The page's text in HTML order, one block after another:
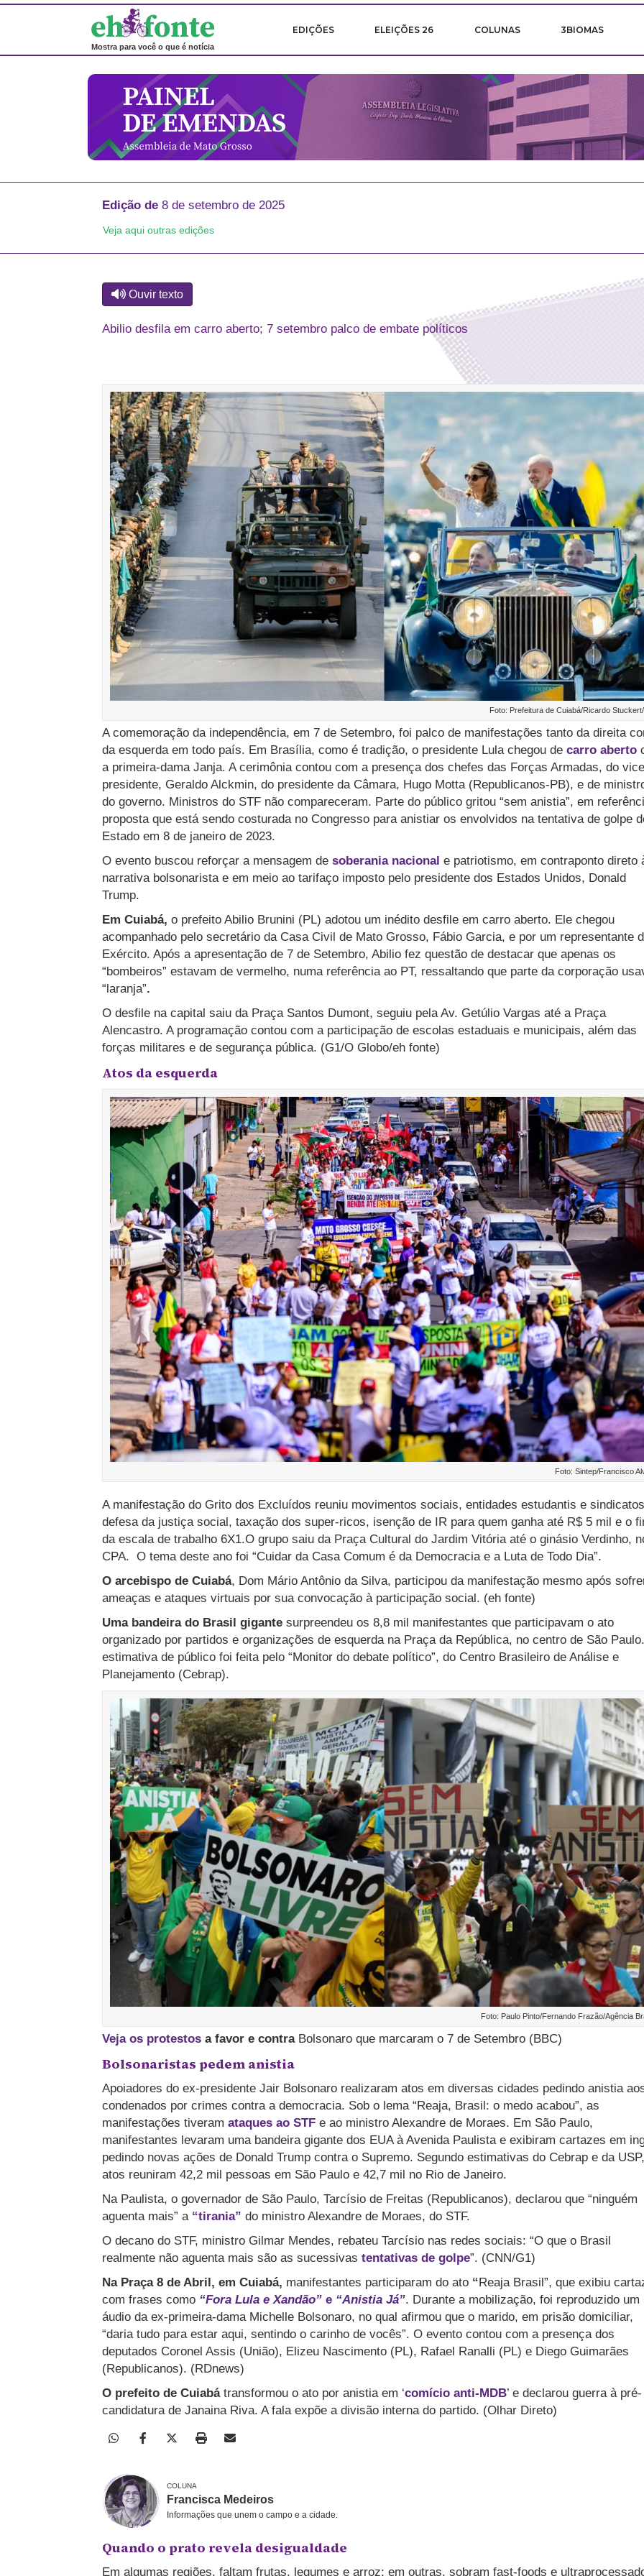
Mostra para você o que é notícia
EDIÇÕES ELEIÇÕES 26 COLUNAS 3BIOMAS
Edição de 8 de setembro de 2025
Veja aqui outras edições
Ouvir texto
Abilio desfila em carro aberto; 7 setembro palco de embate políticos
Foto: Prefeitura de Cuiabá/Ricardo
A comemoração da independência, em 7 de Setembro, foi palco de manifestações tanto da direita
da esquerda em todo país. Em Brasília, como é tradição, o presidente Lula chegou de carro aberto
a primeira-dama Janja. A cerimônia contou com a presença dos chefes das Forças Armadas, do
presidente, Geraldo Alckmin, do presidente da Câmara, Hugo Motta (Republicanos-PB), e de
do governo. Ministros do STF não compareceram. Parte do público gritou “sem anistia”, em
proposta que está sendo costurada no Congresso para anistiar os envolvidos na tentativa de golpe
Estado em 8 de janeiro de 2023.
O evento buscou reforçar a mensagem de soberania nacional e patriotismo, em contraponto direto
narrativa bolsonarista e em meio ao tarifaço imposto pelo presidente dos Estados Unidos, Donald
Trump.
Em Cuiabá, o prefeito Abilio Brunini (PL) adotou um inédito desfile em carro aberto. Ele chegou
acompanhado pelo secretário da Casa Civil de Mato Grosso, Fábio Garcia, e por um representante
Exército. Após a apresentação de 7 de Setembro, Abilio fez questão de destacar que apenas os
“bombeiros” estavam de vermelho, numa referência ao PT, ressaltando que parte da corporação
“laranja”.
O desfile na capital saiu da Praça Santos Dumont, seguiu pela Av. Getúlio Vargas até a Praça
Alencastro. A programação contou com a participação de escolas estaduais e municipais, além das
forças militares e de segurança pública. (G1/O Globo/eh fonte)
Atos da esquerda
Foto: Sintep/Francisco
A manifestação do Grito dos Excluídos reuniu movimentos sociais, entidades estudantis e
defesa da justiça social, taxação dos super-ricos, isenção de IR para quem ganha até R$ 5 mil e o
da escala de trabalho 6X1.O grupo saiu da Praça Cultural do Jardim Vitória até o ginásio Verdinho,
CPA. O tema deste ano foi “Cuidar da Casa Comum é da Democracia e a Luta de Todo Dia”.
O arcebispo de Cuiabá, Dom Mário Antônio da Silva, participou da manifestação mesmo após
ameaças e ataques virtuais por sua convocação à participação social. (eh fonte)
Uma bandeira do Brasil gigante surpreendeu os 8,8 mil manifestantes que participavam o ato
organizado por partidos e organizações de esquerda na Praça da República, no centro de São
estimativa de público foi feita pelo “Monitor do debate político”, do Centro Brasileiro de Análise e
Planejamento (Cebrap).
Foto: Paulo Pinto/Fernando Frazão/Agência
Veja os protestos a favor e contraBolsonaro que marcaram o 7 de Setembro (BBC)
Bolsonaristas pedem anistia
Apoiadores do ex-presidente Jair Bolsonaro realizaram atos em diversas cidades pedindo anistia
condenados por crimes contra a democracia. Sob o lema “Reaja, Brasil: o medo acabou”, as
manifestações tiveram ataques ao STF e ao ministro Alexandre de Moraes. Em São Paulo,
manifestantes levaram uma bandeira gigante dos EUA à Avenida Paulista e exibiram cartazes em
pedindo novas ações de Donald Trump contra o Supremo. Segundo estimativas do Cebrap e da
atos reuniram 42,2 mil pessoas em São Paulo e 42,7 mil no Rio de Janeiro.
Na Paulista, o governador de São Paulo, Tarcísio de Freitas (Republicanos), declarou que “ninguém
aguenta mais” a “tirania” do ministro Alexandre de Moraes, do STF.
O decano do STF, ministro Gilmar Mendes, rebateu Tarcísio nas redes sociais: “O que o Brasil
realmente não aguenta mais são as sucessivas tentativas de golpe”. (CNN/G1)
Na Praça 8 de Abril, em Cuiabá, manifestantes participaram do ato “Reaja Brasil”, que exibiu
com frases como “Fora Lula e Xandão” e “Anistia Já”. Durante a mobilização, foi reproduzido um
áudio da ex-primeira-dama Michelle Bolsonaro, no qual afirmou que o marido, em prisão domiciliar,
“daria tudo para estar aqui, sentindo o carinho de vocês”. O evento contou com a presença dos
deputados Coronel Assis (União), Elizeu Nascimento (PL), Rafael Ranalli (PL) e Diego Guimarães
(Republicanos). (RDnews)
O prefeito de Cuiabátransformou o ato por anistia em ‘comício anti-MDB’ e declarou guerra à pré-
candidatura de Janaina Riva. A fala expõe a divisão interna do partido. (Olhar Direto)
COLUNA
Francisca Medeiros
Informações que unem o campo e a cidade.
Quando o prato revela desigualdade
Em algumas regiões, faltam frutas, legumes e arroz; em outras, sobram fast-foods e